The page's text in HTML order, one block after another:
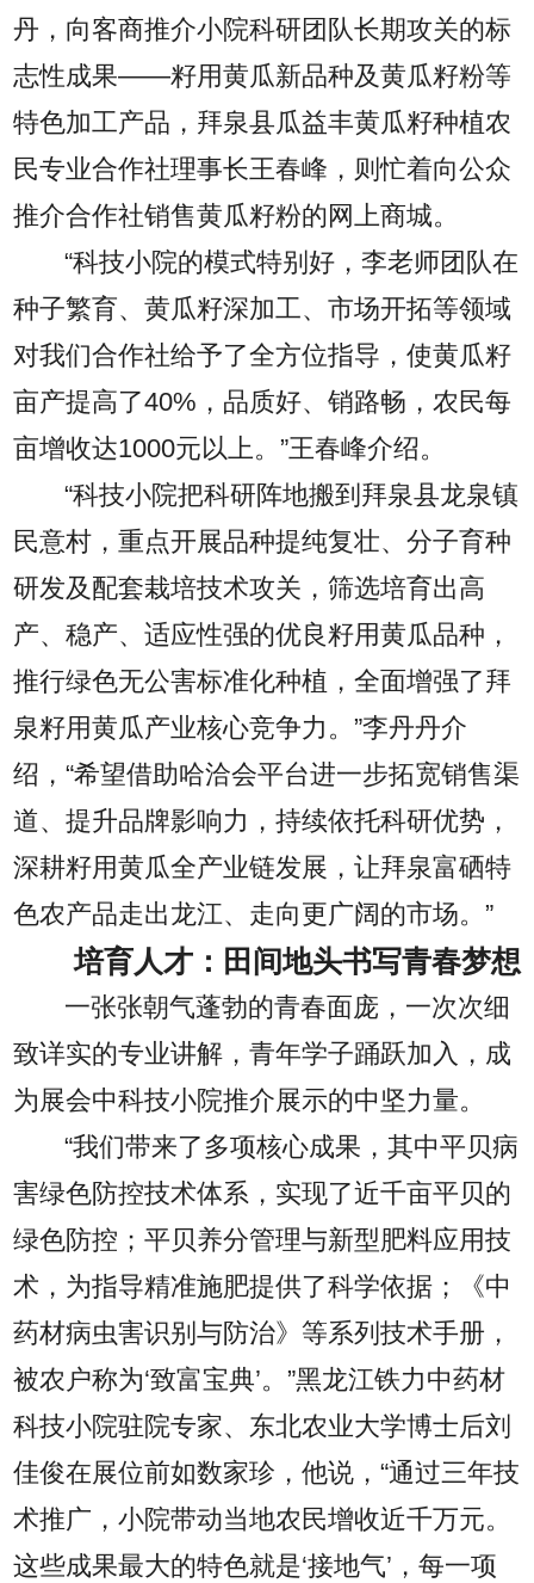
丹，向客商推介小院科研团队长期攻关的标
志性成果——籽用黄瓜新品种及黄瓜籽粉等
特色加工产品，拜泉县瓜益丰黄瓜籽种植农
民专业合作社理事长王春峰，则忙着向公众
推介合作社销售黄瓜籽粉的网上商城。
“科技小院的模式特别好，李老师团队在
种子繁育、黄瓜籽深加工、市场开拓等领域
对我们合作社给予了全方位指导，使黄瓜籽
亩产提高了40%，品质好、销路畅，农民每
亩增收达1000元以上。”王春峰介绍。
“科技小院把科研阵地搬到拜泉县龙泉镇
民意村，重点开展品种提纯复壮、分子育种
研发及配套栽培技术攻关，筛选培育出高
产、稳产、适应性强的优良籽用黄瓜品种，
推行绿色无公害标准化种植，全面增强了拜
泉籽用黄瓜产业核心竞争力。”李丹丹介
绍，“希望借助哈洽会平台进一步拓宽销售渠
道、提升品牌影响力，持续依托科研优势，
深耕籽用黄瓜全产业链发展，让拜泉富硒特
色农产品走出龙江、走向更广阔的市场。”
培育人才：田间地头书写青春梦想
一张张朝气蓬勃的青春面庞，一次次细
致详实的专业讲解，青年学子踊跃加入，成
为展会中科技小院推介展示的中坚力量。
“我们带来了多项核心成果，其中平贝病
害绿色防控技术体系，实现了近千亩平贝的
绿色防控；平贝养分管理与新型肥料应用技
术，为指导精准施肥提供了科学依据；《中
药材病虫害识别与防治》等系列技术手册，
被农户称为‘致富宝典’。”黑龙江铁力中药材
科技小院驻院专家、东北农业大学博士后刘
佳俊在展位前如数家珍，他说，“通过三年技
术推广，小院带动当地农民增收近千万元。
这些成果最大的特色就是‘接地气’，每一项